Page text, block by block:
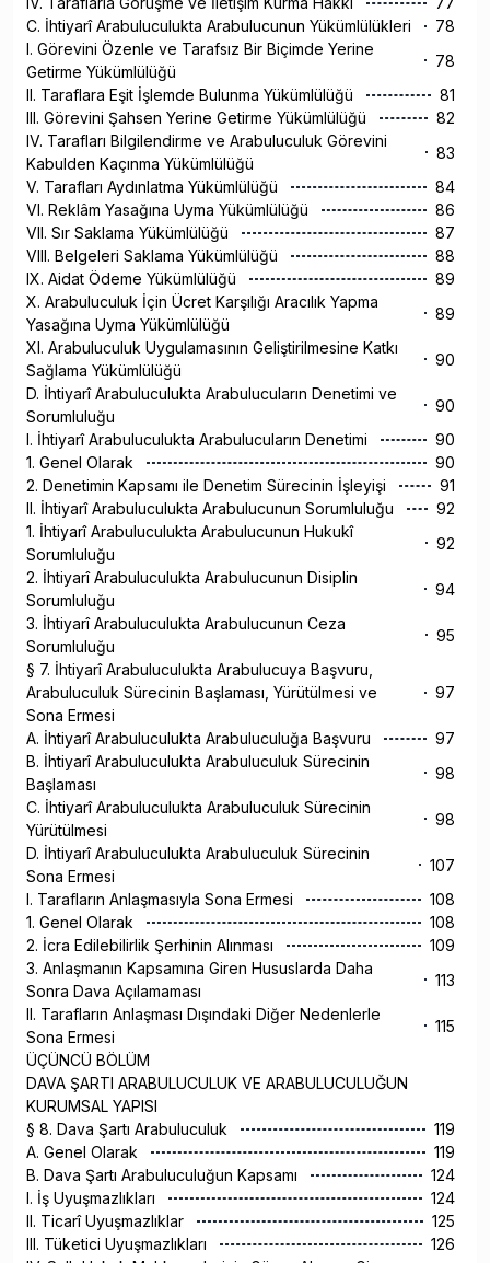
C. İhtiyarî Arabuluculukta Arabulucunun Yükümlülükleri
78
I. Görevini Özenle ve Tarafsız Bir Biçimde Yerine
Getirme Yükümlülüğü
78
II. Taraflara Eşit İşlemde Bulunma Yükümlülüğü
81
III. Görevini Şahsen Yerine Getirme Yükümlülüğü
82
IV. Tarafları Bilgilendirme ve Arabuluculuk Görevini
Kabulden Kaçınma Yükümlülüğü
83
V. Tarafları Aydınlatma Yükümlülüğü
84
VI. Reklâm Yasağına Uyma Yükümlülüğü
86
VII. Sır Saklama Yükümlülüğü
87
VIII. Belgeleri Saklama Yükümlülüğü
88
IX. Aidat Ödeme Yükümlülüğü
89
X. Arabuluculuk İçin Ücret Karşılığı Aracılık Yapma
Yasağına Uyma Yükümlülüğü
89
XI. Arabuluculuk Uygulamasının Geliştirilmesine Katkı
Sağlama Yükümlülüğü
90
D. İhtiyarî Arabuluculukta Arabulucuların Denetimi ve
Sorumluluğu
90
I. İhtiyarî Arabuluculukta Arabulucuların Denetimi
90
1. Genel Olarak
90
2. Denetimin Kapsamı ile Denetim Sürecinin İşleyişi
91
II. İhtiyarî Arabuluculukta Arabulucunun Sorumluluğu
92
1. İhtiyarî Arabuluculukta Arabulucunun Hukukî
Sorumluluğu
92
2. İhtiyarî Arabuluculukta Arabulucunun Disiplin
Sorumluluğu
94
3. İhtiyarî Arabuluculukta Arabulucunun Ceza
Sorumluluğu
95
§ 7. İhtiyarî Arabuluculukta Arabulucuya Başvuru,
Arabuluculuk Sürecinin Başlaması, Yürütülmesi ve
Sona Ermesi
97
A. İhtiyarî Arabuluculukta Arabuluculuğa Başvuru
97
B. İhtiyarî Arabuluculukta Arabuluculuk Sürecinin
Başlaması
98
C. İhtiyarî Arabuluculukta Arabuluculuk Sürecinin
Yürütülmesi
98
D. İhtiyarî Arabuluculukta Arabuluculuk Sürecinin
Sona Ermesi
107
I. Tarafların Anlaşmasıyla Sona Ermesi
108
1. Genel Olarak
108
2. İcra Edilebilirlik Şerhinin Alınması
109
3. Anlaşmanın Kapsamına Giren Hususlarda Daha
Sonra Dava Açılamaması
113
II. Tarafların Anlaşması Dışındaki Diğer Nedenlerle
Sona Ermesi
115
ÜÇÜNCÜ BÖLÜM
DAVA ŞARTI ARABULUCULUK VE ARABULUCULUĞUN
KURUMSAL YAPISI
§ 8. Dava Şartı Arabuluculuk
119
A. Genel Olarak
119
B. Dava Şartı Arabuluculuğun Kapsamı
124
I. İş Uyuşmazlıkları
124
II. Ticarî Uyuşmazlıklar
125
III. Tüketici Uyuşmazlıkları
126